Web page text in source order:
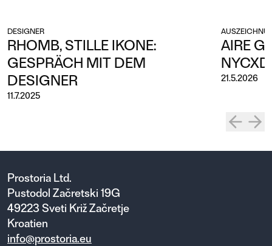
DESIGNER
RHOMB, STILLE IKONE:
GESPRÄCH MIT DEM
DESIGNER
11.7.2025
AIRE
21.5.2026
Prostoria Ltd.
Pustodol Začretski 19G
49223 Sveti Križ Začretje
Kroatien
info@prostoria.eu